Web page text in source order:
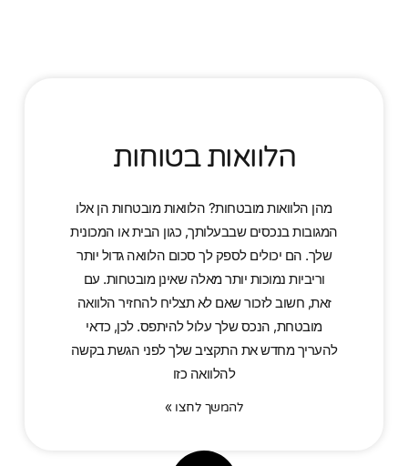
הלוואות בטוחות
מהן הלוואות מובטחות? הלוואות מובטחות הן אלו
המגובות בנכסים שבבעלותך, כגון הבית או המכונית
שלך. הם יכולים לספק לך סכום הלוואה גדול יותר
וריביות נמוכות יותר מאלה שאינן מובטחות. עם
זאת, חשוב לזכור שאם לא תצליח להחזיר הלוואה
מובטחת, הנכס שלך עלול להיתפס. לכן, כדאי
להעריך מחדש את התקציב שלך לפני הגשת בקשה
להלוואה כזו
להמשך לחצו »